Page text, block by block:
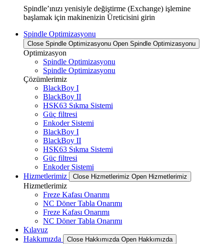
Spindle’ınızı yenisiyle değiştirme (Exchange) işlemine
başlamak için makinenizin Üreticisini girin
Spindle Optimizasyonu
Close Spindle Optimizasyonu Open Spindle Optimizasyonu
Optimizasyon
Spindle Optimizasyonu
Spindle Optimizasyonu
Çözümlerimiz
BlackBoy I
BlackBoy II
HSK63 Sıkma Sistemi
Güç filtresi
Enkoder Sistemi
BlackBoy I
BlackBoy II
HSK63 Sıkma Sistemi
Güç filtresi
Enkoder Sistemi
Hizmetlerimiz
Close Hizmetlerimiz Open Hizmetlerimiz
Hizmetlerimiz
Freze Kafası Onarımı
NC Döner Tabla Onarımı
Freze Kafası Onarımı
NC Döner Tabla Onarımı
Kılavuz
Hakkımızda
Close Hakkımızda Open Hakkımızda